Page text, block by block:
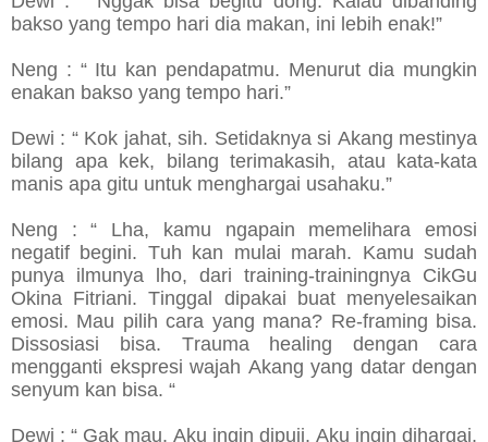
bakso yang tempo hari dia makan, ini lebih enak!”
Neng : “ Itu kan pendapatmu. Menurut dia mungkin
enakan bakso yang tempo hari.”
Dewi : “ Kok jahat, sih. Setidaknya si Akang mestinya
bilang apa kek, bilang terimakasih, atau kata-kata
manis apa gitu untuk menghargai usahaku.”
Neng : “ Lha, kamu ngapain memelihara emosi
negatif begini. Tuh kan mulai marah. Kamu sudah
punya ilmunya lho, dari training-trainingnya CikGu
Okina Fitriani. Tinggal dipakai buat menyelesaikan
emosi. Mau pilih cara yang mana? Re-framing bisa.
Dissosiasi bisa. Trauma healing dengan cara
mengganti ekspresi wajah Akang yang datar dengan
senyum kan bisa. “
Dewi : “ Gak mau. Aku ingin dipuji. Aku ingin dihargai.